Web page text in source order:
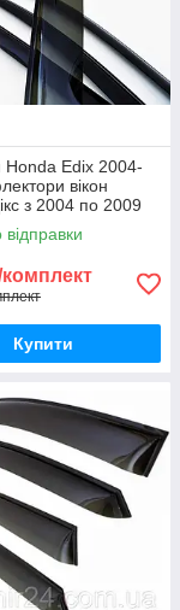
Honda Edix 2004-
вікон
з 2004 по 2009
4шт)
Купити